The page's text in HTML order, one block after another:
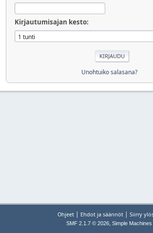
Kirjautumisajan kesto:
Unohtuiko salasana?
Ohjeet | Ehdot ja säännöt | Siirry
SMF 2.1.7 © 2026, Simple Machines